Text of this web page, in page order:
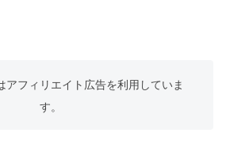
アフィリエイト広告を利用していま
す。